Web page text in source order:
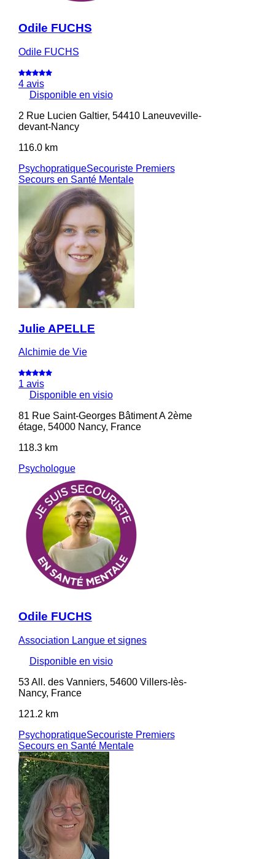
Odile FUCHS
Odile FUCHS
4 avis
Disponible en visio
2 Rue Lucien Galtier, 54410 Laneuveville-
devant-Nancy
116.0 km
PsychopratiqueSecouriste Premiers
Secours en Santé Mentale
Julie APELLE
Alchimie de Vie
1 avis
Disponible en visio
81 Rue Saint-Georges Bâtiment A 2ème
étage, 54000 Nancy, France
118.3 km
Psychologue
Odile FUCHS
Association Langue et signes
Disponible en visio
53 All. des Vanniers, 54600 Villers-lès-
Nancy, France
121.2 km
PsychopratiqueSecouriste Premiers
Secours en Santé Mentale